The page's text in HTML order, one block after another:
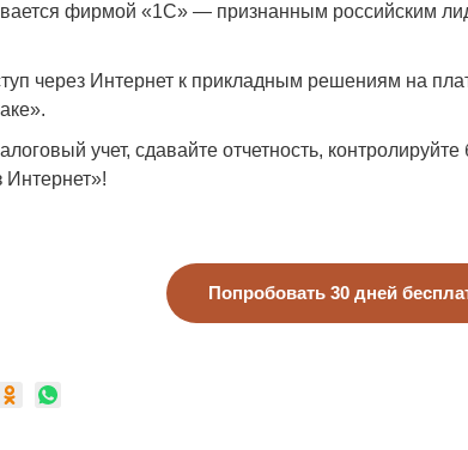
фирмой «1С» — признанным российским
через Интернет к прикладным решениям на
учет, сдавайте отчетность,
Попробовать 30 дней